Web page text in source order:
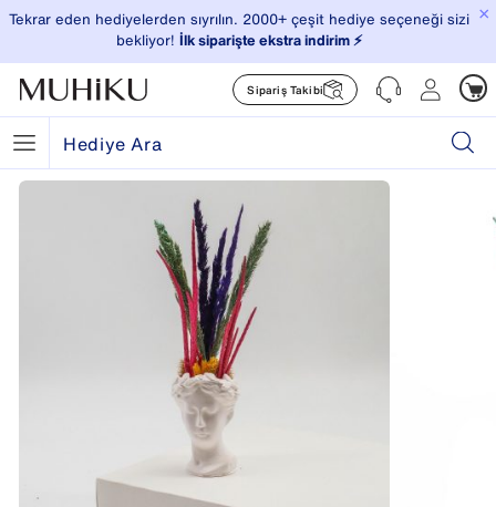
×
Tekrar eden hediyelerden sıyrılın. 2000+ çeşit hediye seçeneği sizi
bekliyor! İlk siparişte ekstra indirim ⚡️
Sipariş Takibi